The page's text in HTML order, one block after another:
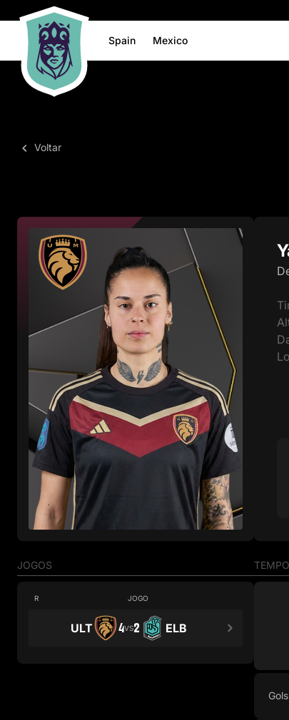
Spain Mexico
Voltar
JOGOS
R JOGO
ULT 4VS2 ELB